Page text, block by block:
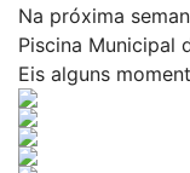
Na próxima
Piscina Municipal
Eis alguns